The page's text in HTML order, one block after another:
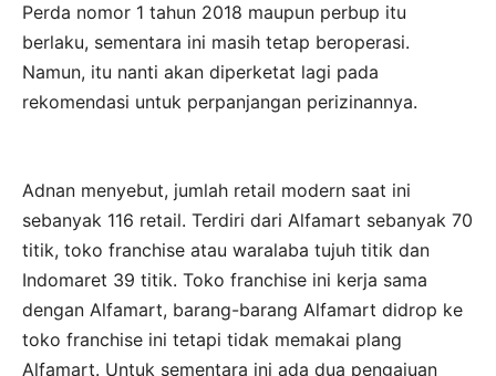
Perda nomor 1 tahun 2018 maupun perbup itu
berlaku, sementara ini masih tetap beroperasi.
Namun, itu nanti akan diperketat lagi pada
rekomendasi untuk perpanjangan perizinannya.
Adnan menyebut, jumlah retail modern saat ini
sebanyak 116 retail. Terdiri dari Alfamart sebanyak 70
titik, toko franchise atau waralaba tujuh titik dan
Indomaret 39 titik. Toko franchise ini kerja sama
dengan Alfamart, barang-barang Alfamart didrop ke
toko franchise ini tetapi tidak memakai plang
Alfamart. Untuk sementara ini ada dua pengajuan